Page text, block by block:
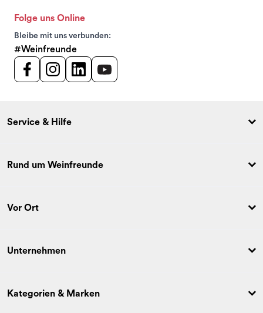
Folge uns Online
Bleibe mit uns verbunden:
#Weinfreunde
Service & Hilfe
Rund um Weinfreunde
Vor Ort
Unternehmen
Kategorien & Marken